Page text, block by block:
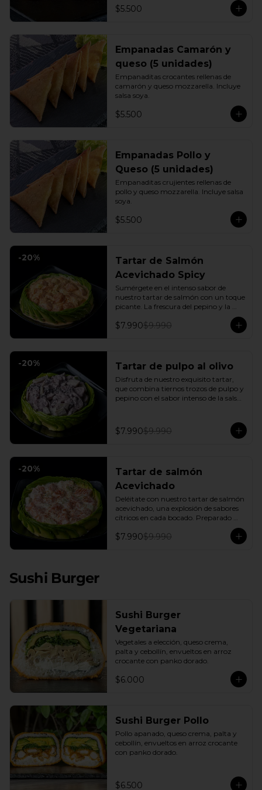
$5.500
Empanadas Camarón y
queso (5 unidades)
Empanaditas crocantes rellenas de
camarón y queso mozzarella. Incluye
salsa soya.
$5.500
Empanadas Pollo y
Queso (5 unidades)
Empanaditas crujientes rellenas de
pollo y queso mozzarella. Incluye salsa
soya.
$5.500
-20%
Tartar de Salmón
Acevichado Spicy
Sumérgete en el intenso sabor de
nuestro tartar de salmón con un toque
picante. La frescura del pepino y la
suavidad de la palta se combinan con
la explosión de la salsa spicy, creando
un plato vibrante y lleno de sabor que
$7.990$9.990
-20% Tartar de pulpo al olivo
Disfruta de nuestro exquisito tartar,
que combina tiernos trozos de pulpo y
pepino con el sabor intenso de la salsa
experiencia única de sabor y textura.
$7.990$9.990
-20%
Tartar de salmón
Acevichado
Deléitate con nuestro tartar de salmón
acevichado, una explosión de sabores
cítricos en cada bocado. Preparado
con una base de pepino fresco y palta
cremosa, este plato es el equilibrio
perfecto. Incluye: 1 Salsa de Soya 30ML
$7.990$9.990
Sushi Burger
Sushi Burger
Vegetariana
Vegetales a elección, queso crema,
palta y cebollín, envueltos en arroz
crocante con panko dorado.
$6.000
Sushi Burger Pollo
Pollo apanado, queso crema, palta y
cebollín, envueltos en arroz crocante
con panko dorado.
$6.500